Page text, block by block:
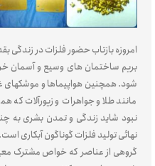
امروزه بازتاب حضور فلزات در
بریم ساختمان های وسیع و آسمان
شود. همچنین هواپیماها و موشکهای
مانند طلا و جواهرات و زیورآلات که
نبود شاید زندگی و تمدن بشری به
نهائی تولید فلزات گوناگون آبکاری است.
گروهی از عناصر که خواص مشترک